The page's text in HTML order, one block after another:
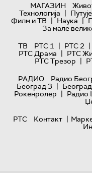
МАГАЗИН
Технологијa |
Филм и ТВ | Наука |
За мале
ТВ
РТС 1 | РТС 2 |
РТС Драма | РТС
РТС Трезор |
РАДИО
Радио
Београд 3 |
Рокенролер | Радио
РТС
Контакт |